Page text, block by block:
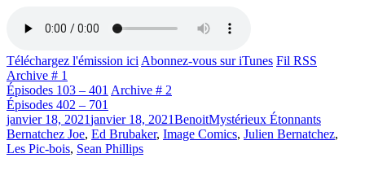
Téléchargez l'émission ici Abonnez-vous sur iTunes Fil RSS
Archive # 1
Épisodes 103 – 401 Archive # 2
Épisodes 402 – 701
Publié
le
janvier 18, 2021janvier 18, 2021BenoitCatégories
Mystérieux Étonnants
Bernatchez Joe, Ed Brubaker, Image Comics, Julien Bernatchez,
Les Pic-bois, Sean Phillips